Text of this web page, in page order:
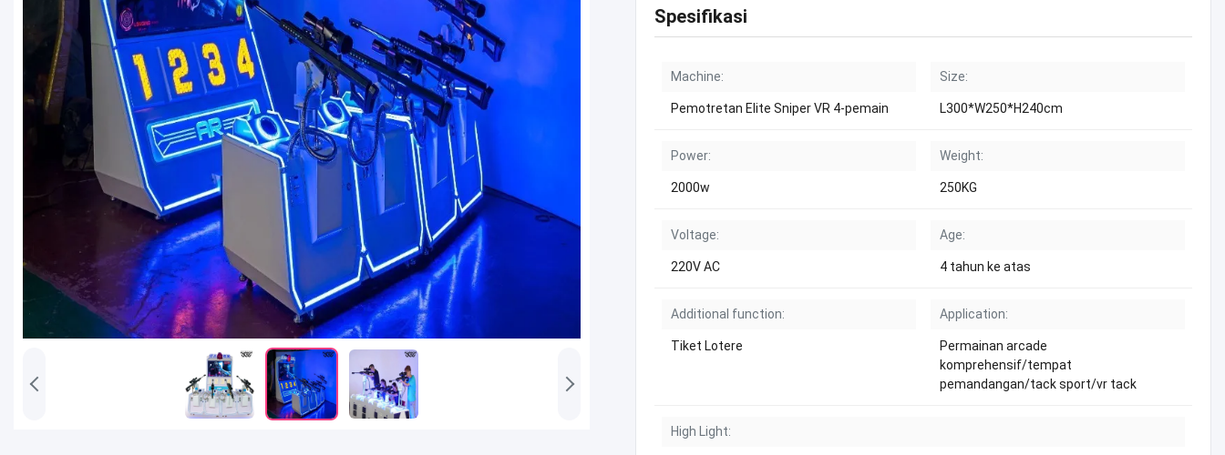
Spesifikasi
Machine:
Pemotretan Elite Sniper VR 4-pemain
Size:
L300*W250*H240cm
Power:
2000w
Weight:
250KG
Voltage:
220V AC
Age:
4 tahun ke atas
Additional function:
Tiket Lotere
Application:
Permainan arcade
komprehensif/tempat
pemandangan/tack sport/vr tack
High Light: